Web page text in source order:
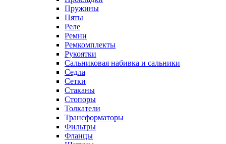
Пружины
Пяты
Реле
Ремни
Ремкомплекты
Рукоятки
Сальниковая набивка и сальники
Седла
Сетки
Стаканы
Стопоры
Толкатели
Трансформаторы
Фильтры
Фланцы